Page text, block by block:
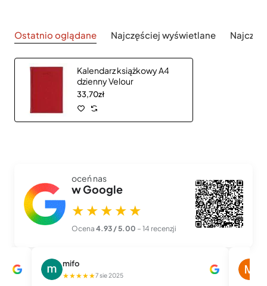
Ostatnio oglądane Najczęściej wyświetlane
Kalendarz książkowy A4
dzienny Velour
33,70zł
oceń nas
w Google
★★★★★
Ocena 4.93 / 5.00 – 14 recenzji
mifo
★★★★★7 sie 2025